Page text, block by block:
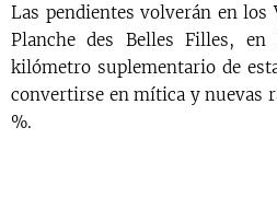
Las pendientes volverán en los
Planche des Belles Filles,
kilómetro suplementario de
convertirse en mítica y nuevas
%.